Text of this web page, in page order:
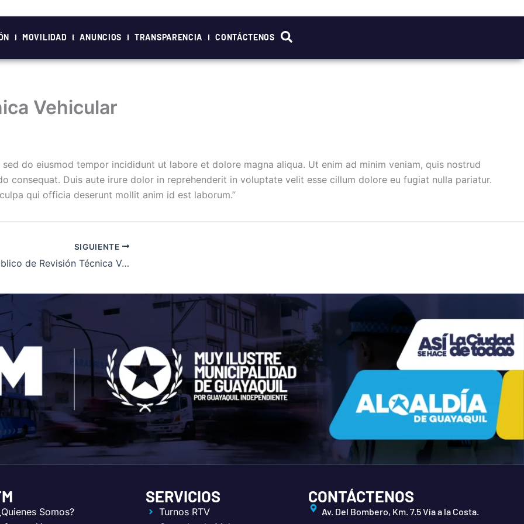
MOVILIDAD ANUNCIOS TRANSPARENCIA CONTÁCTENOS
Vehicular
do eiusmod tempor incididunt ut labore et dolore magna aliqua. Ut enim ad minim veniam, quis nostrud
consequat. Duis aute irure dolor in reprehenderit in voluptate velit esse cillum dolore eu fugiat nulla pariatur.
qui officia deserunt mollit anim id est laborum.”
SIGUIENTE
Ordenanza que regular el Servicio Público de Revisión Técnica Vehicular
Somos?
SERVICIOS
Turnos RTV
CONTÁCTENOS
Av. Del Bombero, Km. 7.5 Vía a la Costa.